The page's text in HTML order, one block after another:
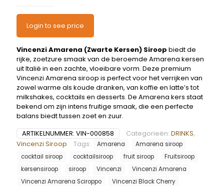
Login to see price
Vincenzi Amarena (Zwarte Kersen) Siroop biedt de
rijke, zoetzure smaak van de beroemde Amarena kersen
uit Italië in een zachte, vloeibare vorm. Deze premium
Vincenzi Amarena siroop is perfect voor het verrijken van
zowel warme als koude dranken, van koffie en latte’s tot
milkshakes, cocktails en desserts. De Amarena kers staat
bekend om zijn intens fruitige smaak, die een perfecte
balans biedt tussen zoet en zuur.
ARTIKELNUMMER: VIN-000858 Categorieën: DRINKS,
Vincenzi Siroop
Tags: Amarena
Amarena siroop
cocktail siroop
cocktailsiroop fruit siroop
Fruitsiroop
kersensiroop
siroop Vincenzi
Vincenzi Amarena
Vincenzi Amarena Sciroppo
Vincenzi Black Cherry